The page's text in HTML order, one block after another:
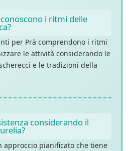
i ritmi delle
per Prà comprendono i ritmi
le attività considerando le
e le tradizioni della
considerando il
approccio pianificato che tiene